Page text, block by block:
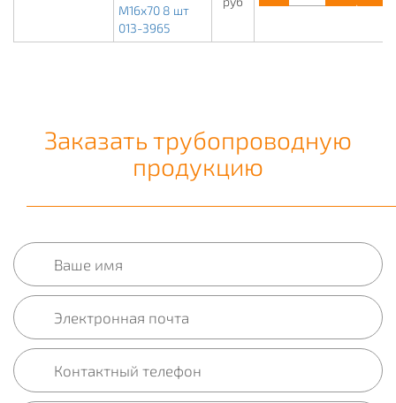
М16х70 8 шт
013-3965
Заказать трубопроводную
продукцию